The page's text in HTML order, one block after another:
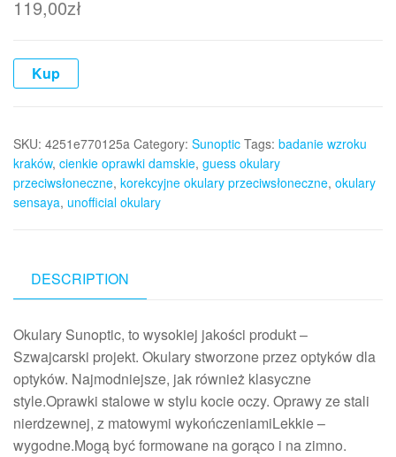
119,00zł
Kup
SKU: 4251e770125a Category: Sunoptic Tags: badanie wzroku
kraków, cienkie oprawki damskie, guess okulary
przeciwsłoneczne, korekcyjne okulary przeciwsłoneczne, okulary
sensaya, unofficial okulary
DESCRIPTION
Okulary Sunoptic, to wysokiej jakości produkt –
Szwajcarski projekt. Okulary stworzone przez optyków dla
optyków. Najmodniejsze, jak również klasyczne
style.Oprawki stalowe w stylu kocie oczy. Oprawy ze stali
nierdzewnej, z matowymi wykończeniamiLekkie –
wygodne.Mogą być formowane na gorąco i na zimno.